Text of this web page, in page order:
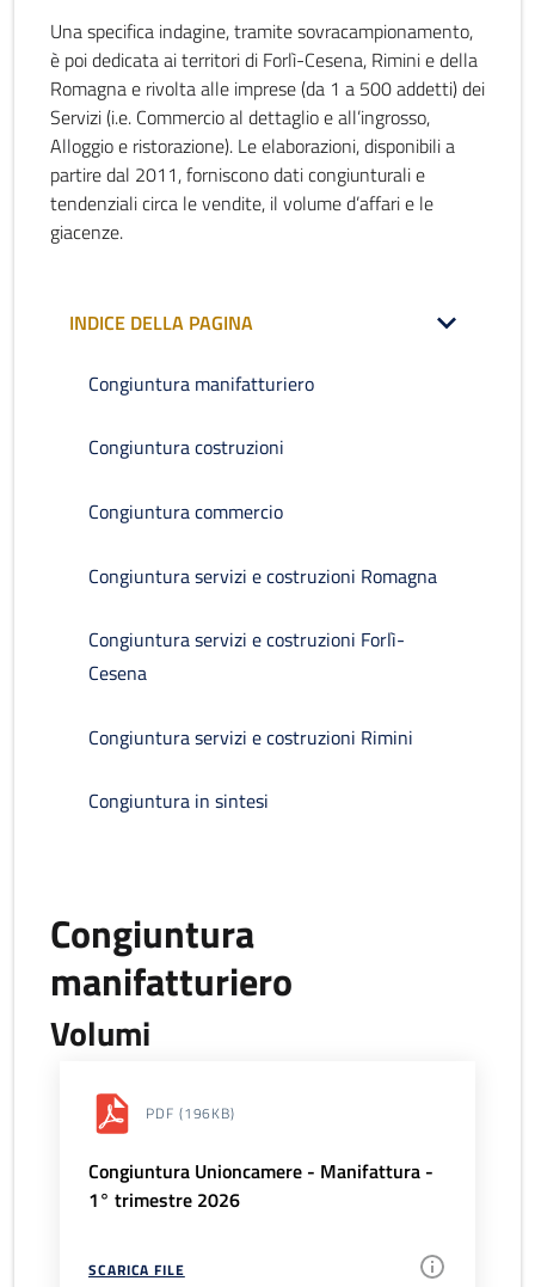
Una specifica indagine, tramite sovracampionamento,
è poi dedicata ai territori di Forlì-Cesena, Rimini e della
Romagna e rivolta alle imprese (da 1 a 500 addetti) dei
Servizi (i.e. Commercio al dettaglio e all’ingrosso,
Alloggio e ristorazione). Le elaborazioni, disponibili a
partire dal 2011, forniscono dati congiunturali e
tendenziali circa le vendite, il volume d’affari e le
giacenze.
INDICE DELLA PAGINA
Congiuntura manifatturiero
Congiuntura costruzioni
Congiuntura commercio
Congiuntura servizi e costruzioni Romagna
Congiuntura servizi e costruzioni Forlì-
Cesena
Congiuntura servizi e costruzioni Rimini
Congiuntura in sintesi
Congiuntura
manifatturiero
Volumi
PDF (196KB)
Congiuntura Unioncamere - Manifattura -
1° trimestre 2026
SCARICA FILE